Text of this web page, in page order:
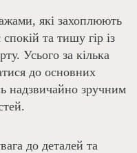
які захоплюють
та тишу гір із
Усього за кілька
до основних
надзвичайно зручним
до деталей та